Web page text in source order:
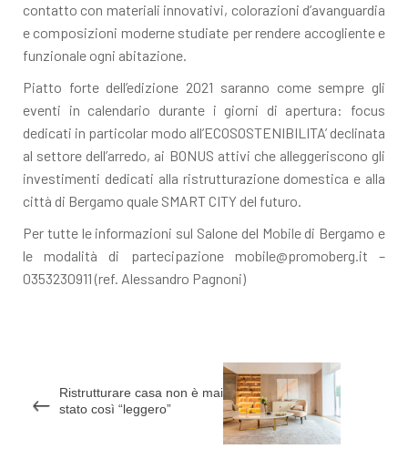
contatto con materiali innovativi, colorazioni d’avanguardia
e composizioni moderne studiate per rendere accogliente e
funzionale ogni abitazione.
Piatto forte dell’edizione 2021 saranno come sempre gli
eventi in calendario durante i giorni di apertura: focus
dedicati in particolar modo all’ECOSOSTENIBILITA’ declinata
al settore dell’arredo, ai BONUS attivi che alleggeriscono gli
investimenti dedicati alla ristrutturazione domestica e alla
città di Bergamo quale SMART CITY del futuro.
Per tutte le informazioni sul Salone del Mobile di Bergamo e
le modalità di partecipazione mobile@promoberg.it –
0353230911 (ref. Alessandro Pagnoni)
Ristrutturare casa non è mai
stato così “leggero”